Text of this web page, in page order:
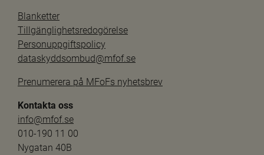
Blanketter
Tillgänglighetsredogörelse
Personuppgiftspolicy
dataskyddsombud@mfof.se
Prenumerera på MFoFs nyhetsbrev
Kontakta oss
info@mfof.se
010-190 11 00
Nygatan 40B